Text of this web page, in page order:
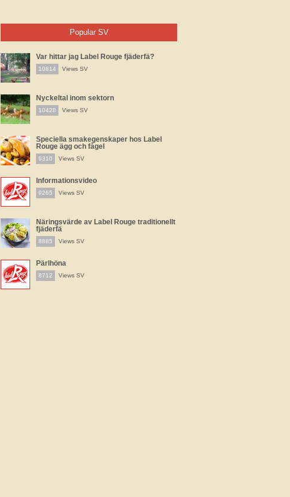
Popular SV
Var hittar jag Label Rouge fjäderfä?
10814 Views SV
Nyckeltal inom sektorn
10428 Views SV
Speciella smakegenskaper hos Label
Rouge ägg och fågel
9310 Views SV
Informationsvideo
9265 Views SV
Näringsvärde av Label Rouge traditionellt
fjäderfä
8885 Views SV
Pärlhöna
8712 Views SV